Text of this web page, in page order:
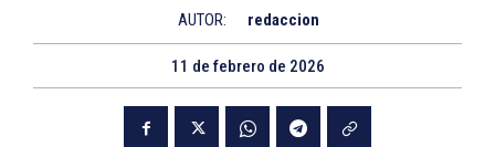
AUTOR: redaccion
11 de febrero de 2026